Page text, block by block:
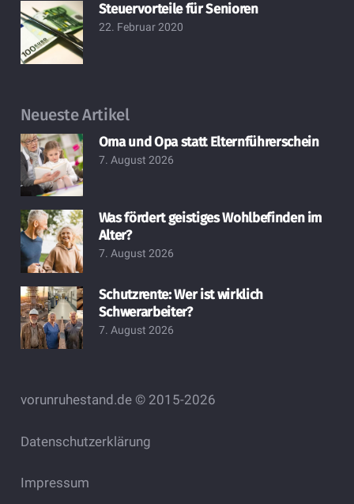
Steuervorteile für Senioren
22. Februar 2020
Neueste Artikel
Oma und Opa statt Elternführerschein
7. August 2026
Was fördert geistiges Wohlbefinden im
Alter?
7. August 2026
Schutzrente: Wer ist wirklich
Schwerarbeiter?
7. August 2026
vorunruhestand.de © 2015-2026
Datenschutzerklärung
Impressum